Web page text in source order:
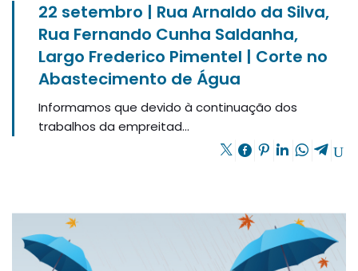
22 setembro | Rua Arnaldo da Silva,
Rua Fernando Cunha Saldanha,
Largo Frederico Pimentel | Corte no
Abastecimento de Água
Informamos que devido à continuação dos
trabalhos da empreitad...